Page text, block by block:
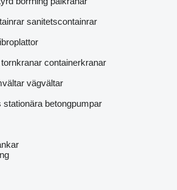
sanitetscontainrar
containerkranar
vägvältar
stationära betongpumpar